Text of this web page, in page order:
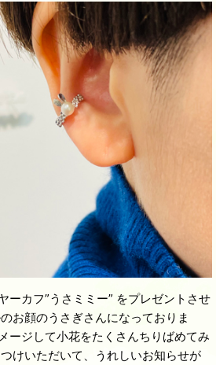
ーカフ”うさミミー” をプレゼントさせ
お顔のうさぎさんになっておりま
ージして小花をたくさんちりばめてみ
けいただいて、うれしいお知らせが